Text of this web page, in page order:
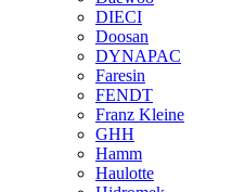
DIECI
Doosan
DYNAPAC
Faresin
FENDT
Franz Kleine
GHH
Hamm
Haulotte